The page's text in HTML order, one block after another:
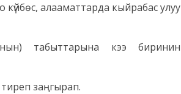
алааматтарда кыйрабас улуу
табыттарына кээ биринин
заңгырап.